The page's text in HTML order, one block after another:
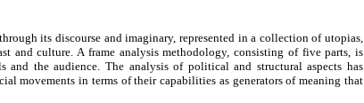
its discourse and imaginary, represented in a collection of utopias,
and culture. A frame analysis methodology, consisting of five parts, is
the audience. The analysis of political and structural aspects has
movements in terms of their capabilities as generators of meaning that